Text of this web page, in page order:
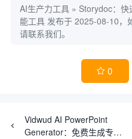
AI生产力工具 » Storydoc：快
能工具 发布于 2025-08-10，
请联系我们。
 0
Vidwud AI PowerPoint
Generator：免费生成专业